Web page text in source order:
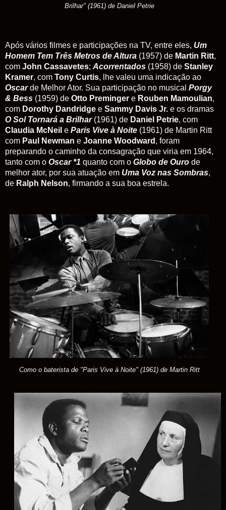
Brilhar" (1961) de Daniel Petrie
Após vários filmes e participações na TV, entre eles, Um
Homem Tem Três Metros de Altura (1957) de Martin Ritt,
com John Cassavetes; Acorrentados (1958) de Stanley
Kramer, com Tony Curtis, lhe valeu uma indicação ao
Oscarde Melhor Ator. Sua participação no musical Porgy
& Bess (1959) de Otto Preminger e Rouben Mamoulian,
com Dorothy Dandridge e Sammy Davis Jr. e os dramas
O Sol Tornará a Brilhar(1961) de Daniel Petrie, com
Claudia McNeil e Paris Vive à Noite (1961) de Martin Ritt
com Paul Newman e Joanne Woodward , foram
preparando o caminho da consagração que viria em 1964,
tanto com o Oscar *1 quanto com o Globo de Ouro de
melhor ator, por sua atuação em Uma Voz nas Sombras,
de Ralph Nelson, firmando a sua boa estrela.
Como o baterista de "Paris Vive à Noite" (1961) de Martin Ritt